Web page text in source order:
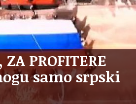
ZA PROFITERE
samo srpski